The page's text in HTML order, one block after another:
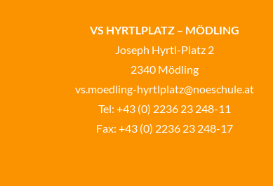
VS HYRTLPLATZ – MÖDLING
Joseph Hyrtl-Platz 2
2340 Mödling
vs.moedling-hyrtlplatz@noeschule.at
Tel: +43 (0) 2236 23 248-11
Fax: +43 (0) 2236 23 248-17